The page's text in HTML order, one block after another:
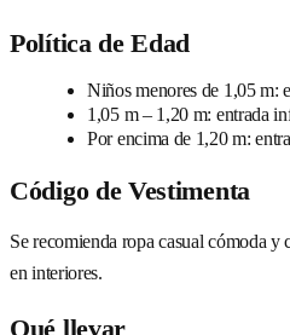
Política de Edad
Niños menores de 1,05 m:
1,05 m – 1,20 m: entrada
Por encima de 1,20 m:
Código de Vestimenta
Se recomienda ropa casual cómoda y
en interiores.
Qué llevar